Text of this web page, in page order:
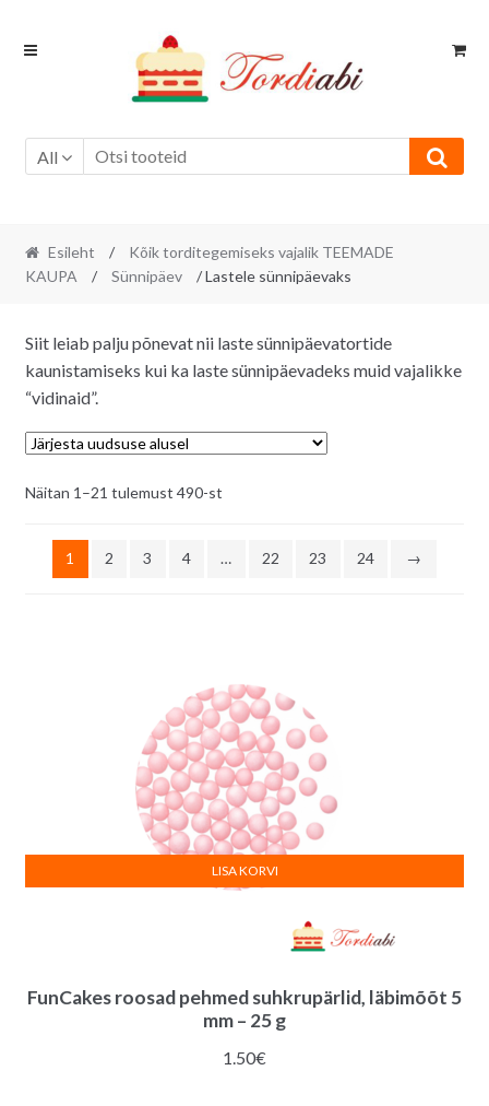
Skip
Skip
All
Esileht /
Kõik torditegemiseks vajalik TEEMADE
KAUPA
/ Sünnipäev / Lastele sünnipäevaks
Siit leiab palju põnevat nii laste sünnipäevatortide
kaunistamiseks kui ka laste sünnipäevadeks muid vajalikke
“vidinaid”.
Näitan 1–21 tulemust 490-stSorditud
1
2 3 4 … 22 23 24 →
FunCakes roosad pehmed suhkrupärlid, läbimõõt 5
mm – 25 g
1.50€
LISA KORVI